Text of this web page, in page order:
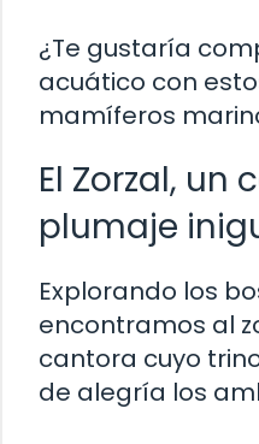
¿Te gustaría
acuático con
mamíferos
El Zorzal, un
plumaje
Explorando los
encontramos al
cantora cuyo
de alegría los